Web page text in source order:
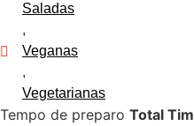
Saladas
,
Veganas
,
Vegetarianas
Tempo de preparo Total